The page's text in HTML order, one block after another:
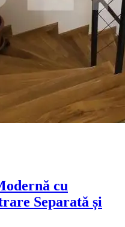
cu
Separată și